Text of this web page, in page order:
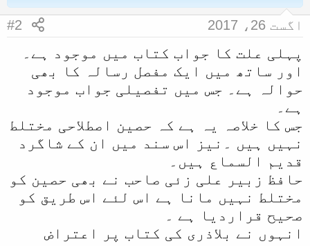
اگست 26، 2017 #2
پہلی علت کا جواب کتاب میں موجود ہے۔
اور ساتھ میں ایک مفصل رسالہ کا بھی
حوالہ ہے۔ جس میں تفصیلی جواب موجود
ہے۔
جس کا خلاصہ یہ ہے کہ حصین اصطلاحی مختلط
نہیں ہیں ۔نیز اس سند میں ان کے شاگرد
قدیم السماع ہیں۔
حافظ زبیر علی زئی صاحب نے بھی حصین کو
مختلط نہیں مانا ہے اس لئے اس طریق کو
صحیح قراردیا ہے ۔
انہوں نے بلاذری کی کتاب پر اعتراض